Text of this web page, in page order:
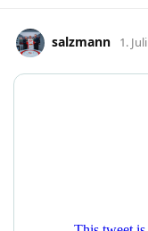
salzmann 1. Juli